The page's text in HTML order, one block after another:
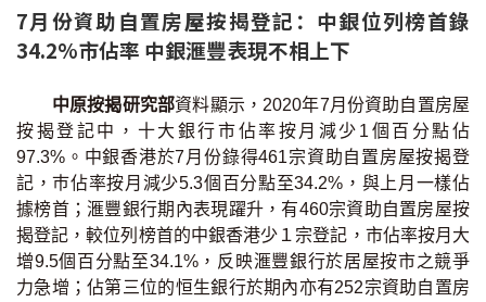
免費物業估價
下載中心
按揭全面睇
新聞/研究
公司動態
按市新聞
7月份資助自置房屋按揭登記：中銀位列榜首錄
34.2%市佔率 中銀滙豐表現不相上下
中原按揭研究部資料顯示，2020年7月份資助自置房屋
按揭登記中，十大銀行市佔率按月減少1個百分點佔
97.3%。中銀香港於7月份錄得461宗資助自置房屋按揭登
記，巿佔率按月減少5.3個百分點至34.2%，與上月一樣佔
據榜首；滙豐銀行期內表現躍升，有460宗資助自置房屋按
揭登記，較位列榜首的中銀香港少１宗登記，市佔率按月大
增9.5個百分點至34.1%，反映滙豐銀行於居屋按市之競爭
力急增；佔第三位的恒生銀行於期內亦有252宗資助自置房